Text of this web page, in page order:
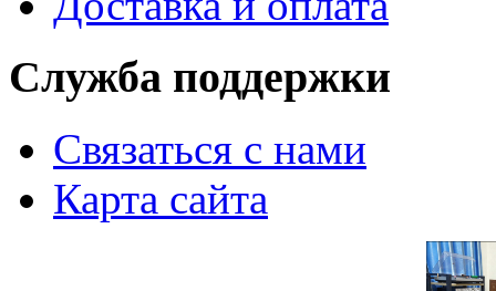
Служба поддержки
Связаться с нами
Карта сайта